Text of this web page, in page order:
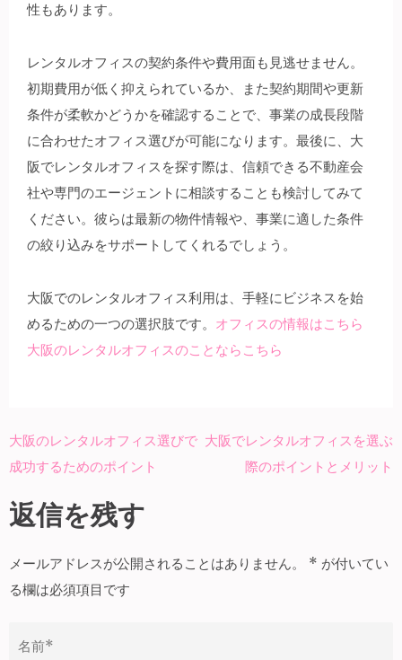
性もあります。
レンタルオフィスの契約条件や費用面も見逃せません。
初期費用が低く抑えられているか、また契約期間や更新
条件が柔軟かどうかを確認することで、事業の成長段階
に合わせたオフィス選びが可能になります。最後に、大
阪でレンタルオフィスを探す際は、信頼できる不動産会
社や専門のエージェントに相談することも検討してみて
ください。彼らは最新の物件情報や、事業に適した条件
の絞り込みをサポートしてくれるでしょう。
大阪でのレンタルオフィス利用は、手軽にビジネスを始
めるための一つの選択肢です。 オフィスの情報はこちら
大阪のレンタルオフィスのことならこちら
投
ナ
ビ
ゲ
ー
ョ
大阪のレンタルオフィス選びで
成功するためのポイント
大阪でレンタルオフィスを選ぶ
際のポイントとメリット
返信を残す
メールアドレスが公開されることはありません。 * が付いてい
る欄は必須項目です